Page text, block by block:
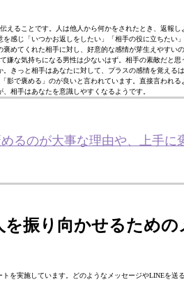
えることです。人は他人から何かをされたとき、返報
を感じ「いつかお返しをしたい」「相手の役に立ちたい」
めてくれた相手に対し、好意的な感情が芽生えやすいの
な気持ちになる男性は少ないはず。相手の素敵だと
きっと相手はあなたに対して、プラスの感情を覚えるは
影で褒める」のが良いと言われています。直接言われ
、相手はあなたを意識しやすくなるようです。
めるのが大事な理由や、上手に
を振り向かせるため
を実施しています。どのようなメッセージやLINEを送